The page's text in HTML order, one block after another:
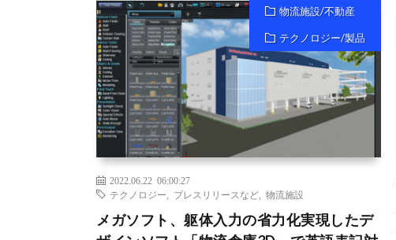
物流施設/不動産
テクノロジー/製品
2022.06.22 06:00:27
テクノロジー
プレスリリースなど 物流施設
メガソフト、躯体入力の省力化実現したデ